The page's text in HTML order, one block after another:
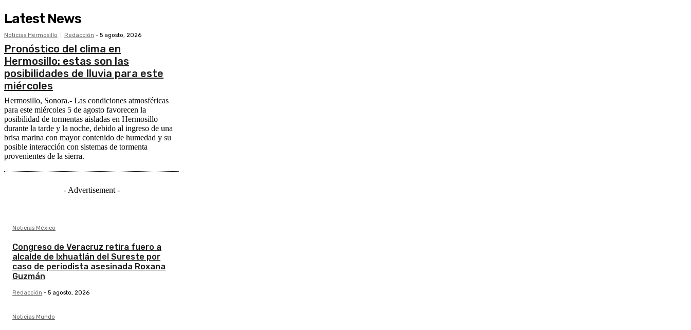
Latest News
Noticias Hermosillo Redacción - 5 agosto, 2026
Pronóstico del clima en
Hermosillo: estas son las
posibilidades de lluvia para este
miércoles
Hermosillo, Sonora.- Las condiciones atmosféricas
para este miércoles 5 de agosto favorecen la
posibilidad de tormentas aisladas en Hermosillo
durante la tarde y la noche, debido al ingreso de una
brisa marina con mayor contenido de humedad y su
posible interacción con sistemas de tormenta
provenientes de la sierra.
- Advertisement -
Noticias México
Congreso de Veracruz retira fuero a
alcalde de Ixhuatlán del Sureste por
caso de periodista asesinada Roxana
Guzmán
Redacción - 5 agosto, 2026
Noticias Mundo